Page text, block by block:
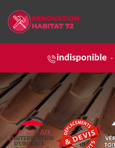
indisponible -